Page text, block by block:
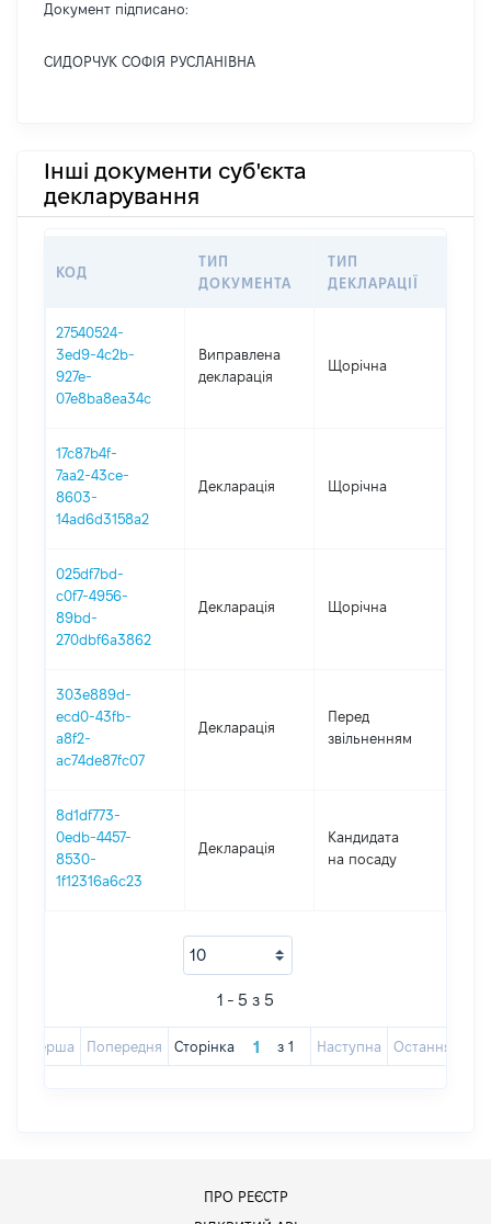
Документ підписано:
СИДОРЧУК СОФІЯ РУСЛАНІВНА
Інші документи суб'єкта
декларування
КОД
ТИП
ДОКУМЕНТА
ТИП
ДЕКЛАРАЦІЇ
27540524-
3ed9-4c2b-
927e-
07e8ba8ea34c
Виправлена
декларація
Щорічна
17c87b4f-
7aa2-43ce-
8603-
14ad6d3158a2
Декларація Щорічна
025df7bd-
c0f7-4956-
89bd-
270dbf6a3862
Декларація Щорічна
303e889d-
ecd0-43fb-
a8f2-
ac74de87fc07
Декларація
Перед
звільненням
8d1df773-
0edb-4457-
8530-
1f12316a6c23
Декларація
Кандидата
на посаду
1 - 5 з 5
Перша Попередня Сторінка з 1 Наступна Остання
ПРО РЕЄСТР